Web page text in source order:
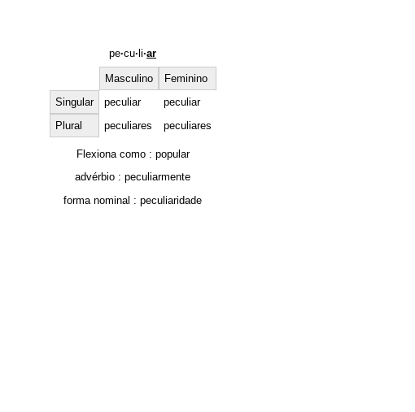
pe·cu· li·ar
Masculino
Feminino
Singular
peculiar
peculiar
Plural
peculiares peculiares
Flexiona como : popular
advérbio : peculiarmente
forma nominal : peculiaridade